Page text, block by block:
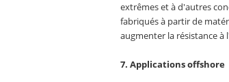
extrêmes et à d'autres
fabriqués à partir de
augmenter la résistance à
7. Applications offshore